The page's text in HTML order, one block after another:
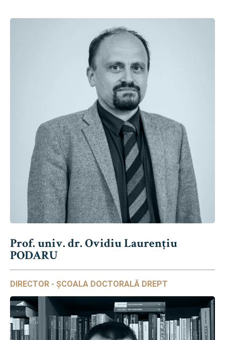
Prof. univ. dr. Ovidiu Laurențiu
PODARU
DIRECTOR - ȘCOALA DOCTORALĂ DREPT